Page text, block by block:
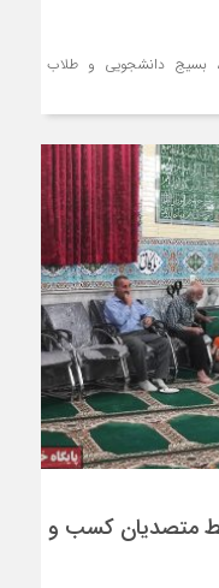
بسیج دانشجویی و طلاب
متصدیان کسب و